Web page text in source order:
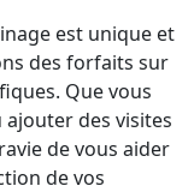
est unique et
des forfaits sur
Que vous
des visites
de vous aider
de vos